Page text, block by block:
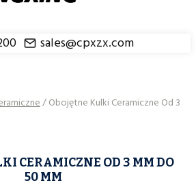
sales@cpxzx.com
/Obojętne Kulki Ceramiczne Od 3
CERAMICZNE OD 3 MM DO
50 MM